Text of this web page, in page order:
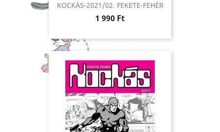
KOCKÁS-2021/02. FEKETE-FEHÉR
Ár
1 990 Ft